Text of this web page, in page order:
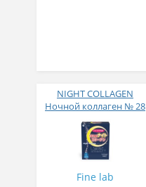
NIGHT COLLAGEN
Ночной коллаген № 28
Fine lab